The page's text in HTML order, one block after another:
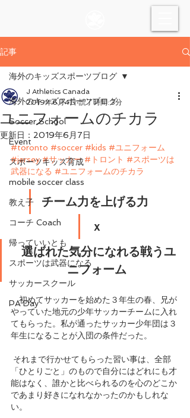
記事
海外のキッズスポーツブログ
Soccer School
Event
スポーツキッズ育成
mobile soccer class
教え子
コーチ Coach
帰っていいとも
スポーツは武器になる
サッカースクール
PA Day
海外のキッズスポーツブログ
ユニフォームのチカラ
J Athletics Canada
2019年6月4日 読了時間: 3分
更新日： 2019年6月7日
#toronto #soccer #kids #ユニフォーム
#jersey #サッカー #トロント #スポーツは
武器になる #ユニフォームのチカラ
チーム力を上げる力
ｘ
ニフォーム
初めてサッカーを始めた３年生の春、兄が
やっていた地元の少年サッカーチームに入れ
てもらった。私が通ったサッカー少年団は３
年生になることが入団の条件だった。
「ひとりごと」のもので自分にはどれにも才
能はなく、誰かと比べられるのを心のどこか
であまり好きになれなかったのかもしれな
い。